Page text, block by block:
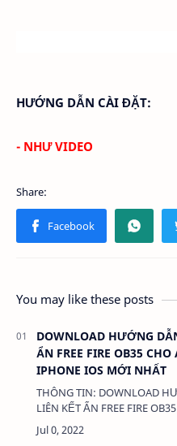
HƯỚNG DẪN CÀI ĐẶT:
- NHƯ VIDEO
You may like these posts
DOWNLOAD HƯỚNG
ẨN FREE FIRE OB35
IPHONE IOS MỚI NHẤT
THÔNG TIN: DOWNLOAD HƯỚNG DẪN CHECK
LIÊN KẾT ẨN FREE FIRE
IPHONE IOS MỚI NHẤT DUNG LƯỢNG: 3MB
LINK: (adsbygoogle = window.adsbygoogle || []